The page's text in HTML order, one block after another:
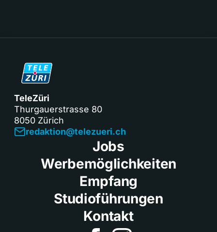
TeleZüri
Thurgauerstrasse 80
8050 Zürich
redaktion@telezueri.ch
Jobs
Werbemöglichkeiten
Empfang
Studioführungen
Kontakt